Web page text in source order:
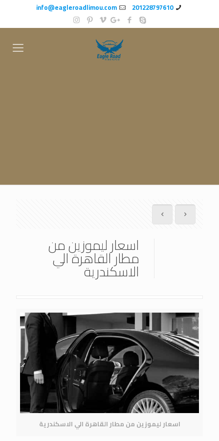
201228797610
info@eagleroadlimou.com
اسعار ليموزين من
مطار القاهرة الي
الاسكندرية
اسعار ليموزين من مطار القاهرة الي الاسكندرية